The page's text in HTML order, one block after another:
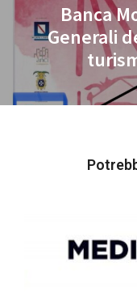
Banca
Generali